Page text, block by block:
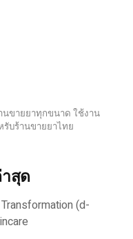
นขายยาทุกขนาด ใช้งาน
บร้านขายยาไทย
สุด
(d-